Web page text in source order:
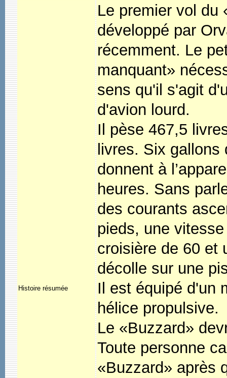
Histoire résumée
Le premier vol du
développé par
récemment. Le
manquant»
sens qu'il s'agit
d'avion lourd.
Il pèse 467,5
livres. Six
donnent à
heures. Sans
des courants
pieds, une
croisière de 60 et
décolle sur une
Il est équipé d'un
hélice propulsive.
Le «Buzzard»
Toute personne
«Buzzard» après